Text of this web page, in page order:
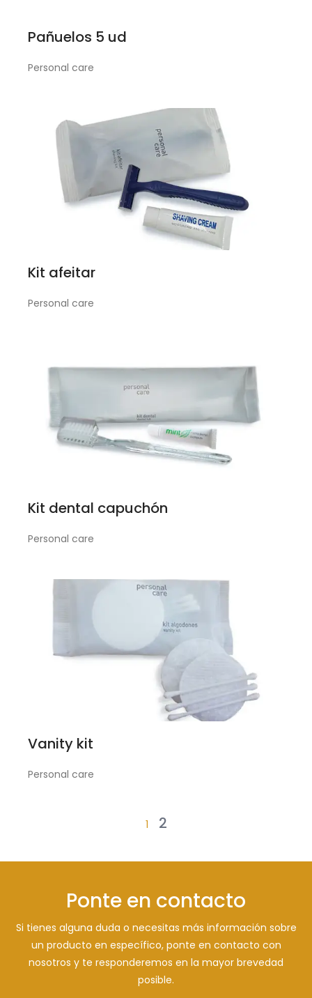
Pañuelos 5 ud
Personal care
Kit afeitar
Personal care
Kit dental capuchón
Personal care
Vanity kit
Personal care
1 2
Ponte en contacto
Si tienes alguna duda o necesitas más información sobre
un producto en específico, ponte en contacto con
nosotros y te responderemos en la mayor brevedad
posible.